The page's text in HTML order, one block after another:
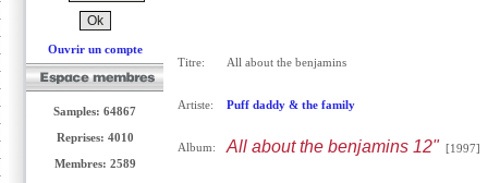
Ouvrir un compte
Samples: 64867
Reprises: 4010
Membres: 2589
Titre: All about the benjamins
Artiste: Puff daddy & the family
Album: All about the benjamins 12" [1997]